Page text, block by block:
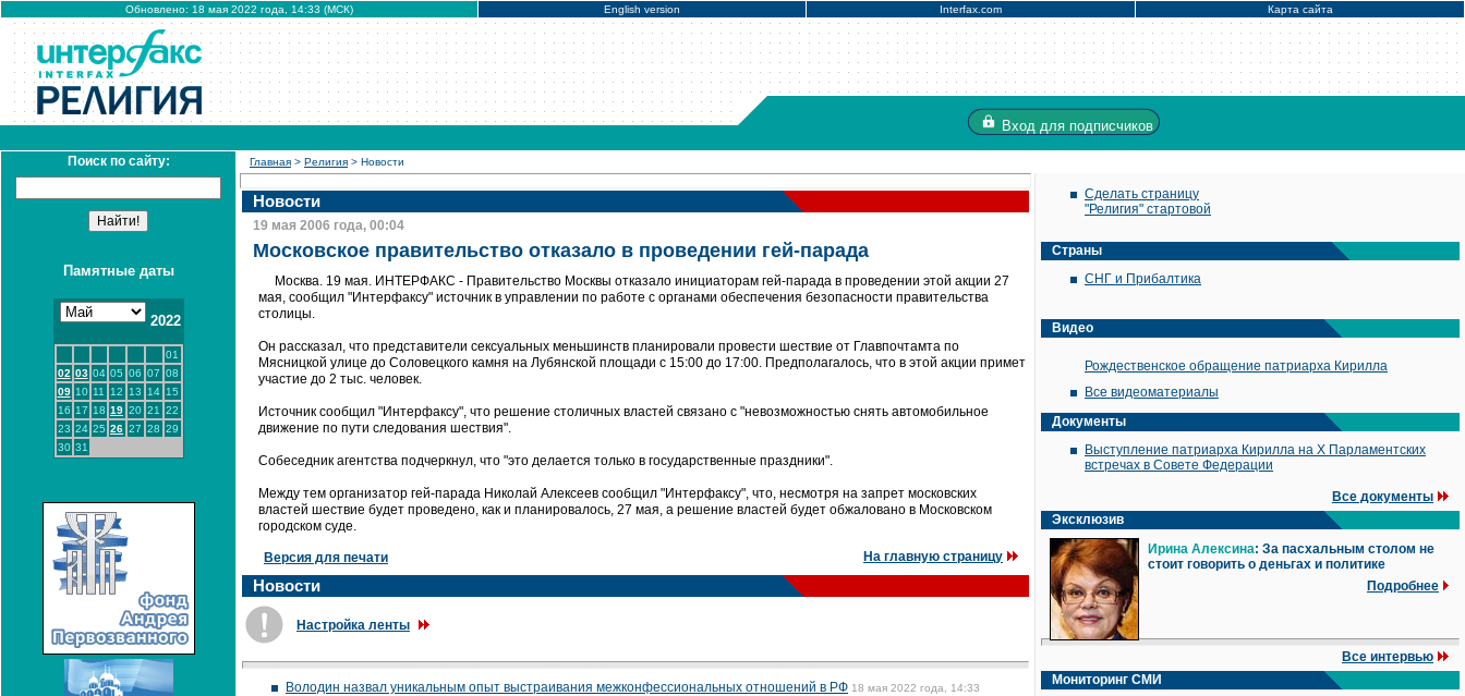
Обновлено: 18 мая 2022 года, 14:33 (МСК) English version Interfax.com Карта сайта
Вход для подписчиков
Поиск по сайту:
Памятные даты
2022
01
02 03 04 05 06 07 08
09 10 11 12 13 14 15
16 17 18 19 20 21
22
23 24 25 26 27 28 29
30 31
Главная > Религия > Новости
Новости
19 мая 2006 года, 00:04
Московское правительство отказало в проведении гей-парада
Москва. 19 мая. ИНТЕРФАКС - Правительство Москвы отказало инициаторам гей-парада в проведении этой акции 27
мая, сообщил "Интерфаксу" источник в управлении по работе с органами обеспечения безопасности правительства
столицы.
Он рассказал, что представители сексуальных меньшинств планировали провести шествие от Главпочтамта по
Мясницкой улице до Соловецкого камня на Лубянской площади с 15:00 до 17:00. Предполагалось, что в этой акции примет
участие до 2 тыс. человек.
Источник сообщил "Интерфаксу", что решение столичных властей связано с "невозможностью снять автомобильное
движение по пути следования шествия".
Собеседник агентства подчеркнул, что "это делается только в государственные праздники".
Между тем организатор гей-парада Николай Алексеев сообщил "Интерфаксу", что, несмотря на запрет московских
властей шествие будет проведено, как и планировалось, 27 мая, а решение властей будет обжаловано в Московском
городском суде.
Версия для печати На главную страницу
Новости
Настройка ленты
Володин назвал уникальным опыт выстраивания межконфессиональных отношений в РФ 18 мая 2022 года, 14:33
Сделать страницу
"Религия" стартовой
Страны
СНГ и Прибалтика
Видео
Рождественское обращение патриарха Кирилла
Все видеоматериалы
Документы
Выступление патриарха Кирилла на X Парламентских
встречах в Совете Федерации
Все документы
Эксклюзив
Ирина Алексина: За пасхальным столом не
стоит говорить о деньгах и политике
Подробнее
Все интервью
Мониторинг СМИ